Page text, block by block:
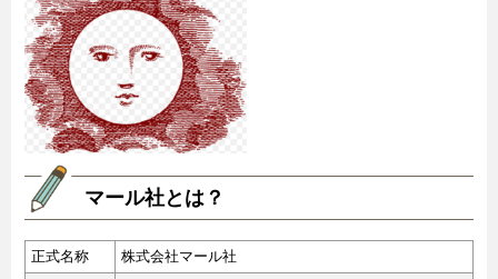
マール社とは？
正式名称
株式会社マール社